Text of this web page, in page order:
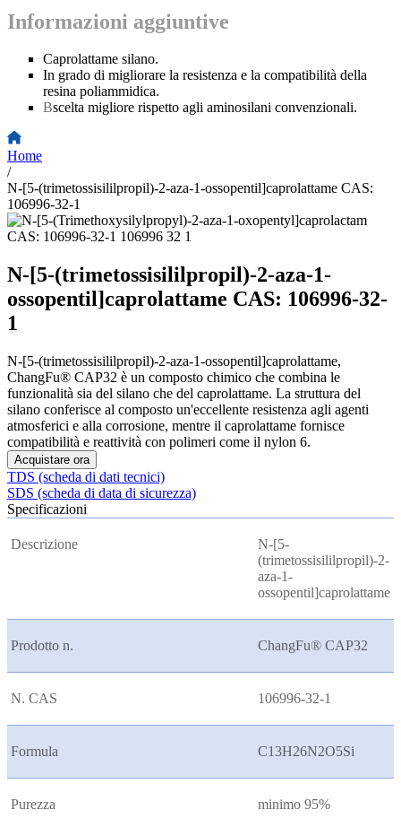
Informazioni aggiuntive
Caprolattame silano.
In grado di migliorare la resistenza e la compatibilità della
resina poliammidica.
Bscelta migliore rispetto agli aminosilani convenzionali.
Home
/
N-[5-(trimetossisililpropil)-2-aza-1-ossopentil]caprolattame CAS:
106996-32-1
N-[5-(trimetossisililpropil)-2-aza-1-
ossopentil]caprolattame CAS: 106996-32-
1
N-[5-(trimetossisililpropil)-2-aza-1-ossopentil]caprolattame,
ChangFu® CAP32 è un composto chimico che combina le
funzionalità sia del silano che del caprolattame. La struttura del
silano conferisce al composto un'eccellente resistenza agli agenti
atmosferici e alla corrosione, mentre il caprolattame fornisce
compatibilità e reattività con polimeri come il nylon 6.
Acquistare ora
TDS (scheda di dati tecnici)
SDS (scheda di data di sicurezza)
Specificazioni
Descrizione
N-[5-
(trimetossisililpropil)-2-
aza-1-
ossopentil]caprolattame
Prodotto n. ChangFu® CAP32
N. CAS 106996-32-1
Formula C13H26N2O5Si
Purezza minimo 95%